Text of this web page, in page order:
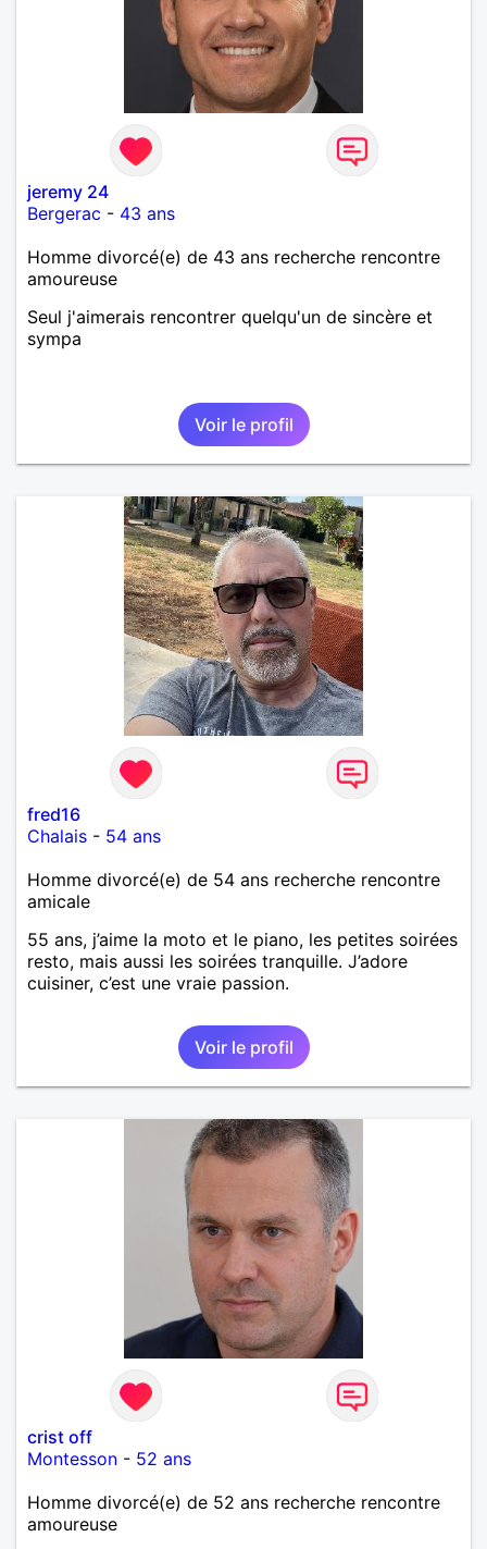
jeremy 24
Bergerac - 43 ans
Homme divorcé(e) de 43 ans recherche rencontre
amoureuse
Seul j'aimerais rencontrer quelqu'un de sincère et
sympa
Voir le profil
fred16
Chalais - 54 ans
Homme divorcé(e) de 54 ans recherche rencontre
amicale
55 ans, j’aime la moto et le piano, les petites soirées
resto, mais aussi les soirées tranquille. J’adore
cuisiner, c’est une vraie passion.
Voir le profil
crist off
Montesson - 52 ans
Homme divorcé(e) de 52 ans recherche rencontre
amoureuse